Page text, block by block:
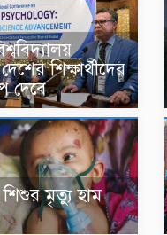
শিক্ষার্থীদের
দেবে
মৃত্যু হাম